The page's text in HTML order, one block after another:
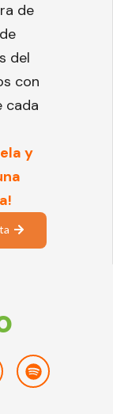
de
del
con
cada
y
Spotify